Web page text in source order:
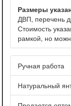
Размеры
ДВП, перечень
Стоимость
рамкой, но
Ручная работа
Натуральный